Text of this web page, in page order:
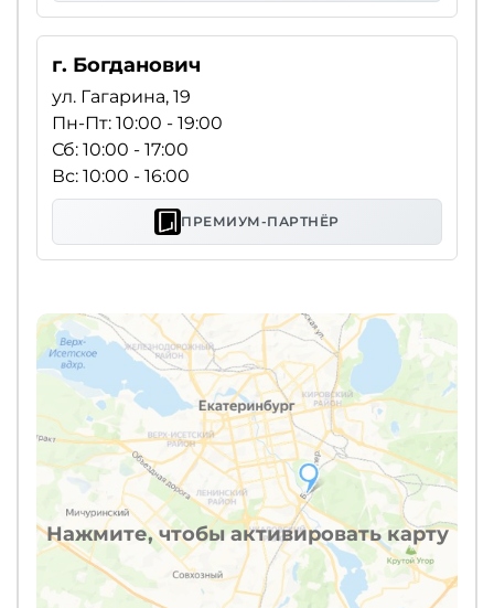
Нажмите, чтобы активировать карту
г. Богданович
ул. Гагарина, 19
Пн-Пт: 10:00 - 19:00
Сб: 10:00 - 17:00
Вс: 10:00 - 16:00
ПРЕМИУМ-ПАРТНЁР